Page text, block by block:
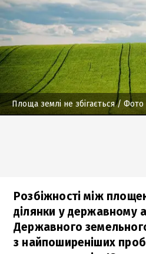
Площа землі не збігається/ Фото
Розбіжності між
ділянки у державному
Державного
з найпоширеніших